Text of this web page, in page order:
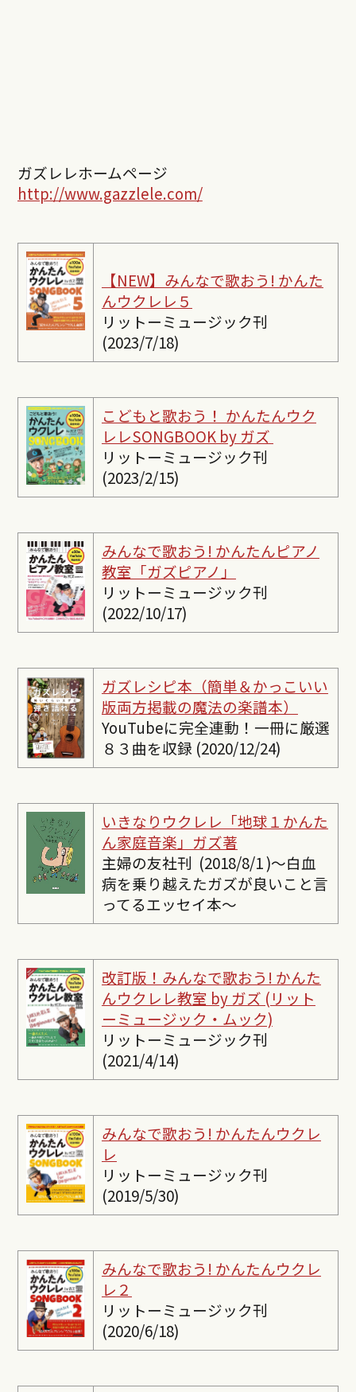
ガズレレホームページ
http://www.gazzlele.com/
【NEW】みんなで歌おう! かんた
んウクレレ５
リットーミュージック刊
(2023/7/18)
こどもと歌おう！ かんたんウク
レレSONGBOOK by ガズ
リットーミュージック刊
(2023/2/15)
みんなで歌おう! かんたんピアノ
教室「ガズピアノ」
リットーミュージック刊
(2022/10/17)
ガズレシピ本（簡単＆かっこいい
版両方掲載の魔法の楽譜本）
YouTubeに完全連動！一冊に厳選
８３曲を収録 (2020/12/24)
いきなりウクレレ「地球１かんた
ん家庭音楽」ガズ著
主婦の友社刊 (2018/8/1 )〜白血
病を乗り越えたガズが良いこと言
ってるエッセイ本〜
改訂版！みんなで歌おう! かんた
んウクレレ教室 by ガズ (リット
ーミュージック・ムック)
リットーミュージック刊
(2021/4/14)
みんなで歌おう! かんたんウクレ
レ
リットーミュージック刊
(2019/5/30)
みんなで歌おう! かんたんウクレ
レ２
リットーミュージック刊
(2020/6/18)